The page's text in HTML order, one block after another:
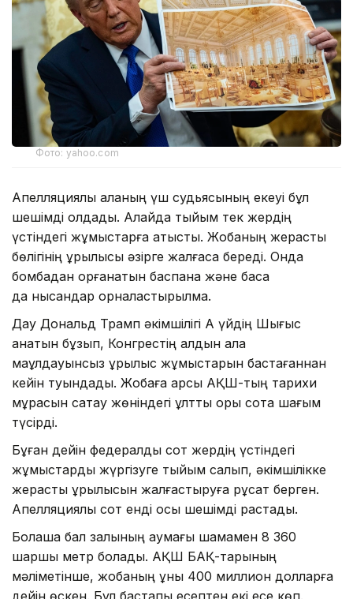
Фото: yahoo.com
Апелляциялық алқаның үш судьясының екеуі бұл
шешімді қолдады. Алайда тыйым тек жердің
үстіндегі жұмыстарға қатысты. Жобаның жерасты
бөлігінің құрылысы әзірге жалғаса береді. Онда
бомбадан қорғанатын баспана және басқа
да нысандар орналастырылмақ.
Дау Дональд Трамп әкімшілігі Ақ үйдің Шығыс
қанатын бұзып, Конгрестің алдын ала
мақұлдауынсыз құрылыс жұмыстарын бастағаннан
кейін туындады. Жобаға қарсы АҚШ-тың тарихи
мұрасын сақтау жөніндегі ұлттық қоры сотқа шағым
түсірді.
Бұған дейін федералдық сот жердің үстіндегі
жұмыстарды жүргізуге тыйым салып, әкімшілікке
жерасты құрылысын жалғастыруға рұқсат берген.
Апелляциялық сот енді осы шешімді растады.
Болашақ бал залының аумағы шамамен 8 360
шаршы метр болады. АҚШ БАҚ-тарының
мәліметінше, жобаның құны 400 миллион долларға
дейін өскен. Бұл бастапқы есептен екі есе көп.